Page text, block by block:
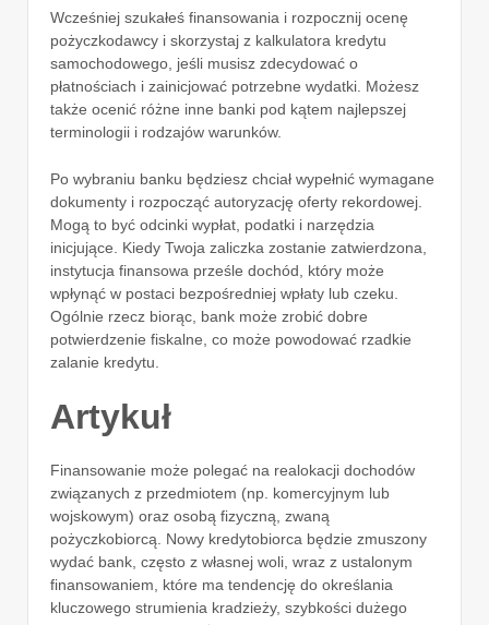
Wcześniej szukałeś finansowania i rozpocznij ocenę
pożyczkodawcy i skorzystaj z kalkulatora kredytu
samochodowego, jeśli musisz zdecydować o
płatnościach i zainicjować potrzebne wydatki. Możesz
także ocenić różne inne banki pod kątem najlepszej
terminologii i rodzajów warunków.
Po wybraniu banku będziesz chciał wypełnić wymagane
dokumenty i rozpocząć autoryzację oferty rekordowej.
Mogą to być odcinki wypłat, podatki i narzędzia
inicjujące. Kiedy Twoja zaliczka zostanie zatwierdzona,
instytucja finansowa prześle dochód, który może
wpłynąć w postaci bezpośredniej wpłaty lub czeku.
Ogólnie rzecz biorąc, bank może zrobić dobre
potwierdzenie fiskalne, co może powodować rzadkie
zalanie kredytu.
Artykuł
Finansowanie może polegać na realokacji dochodów
związanych z przedmiotem (np. komercyjnym lub
wojskowym) oraz osobą fizyczną, zwaną
pożyczkobiorcą. Nowy kredytobiorca będzie zmuszony
wydać bank, często z własnej woli, wraz z ustalonym
finansowaniem, które ma tendencję do określania
kluczowego strumienia kradzieży, szybkości dużego